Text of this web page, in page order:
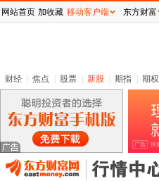
财经 焦点 股票 新股 期指 期权
网站首页 加收藏 移动客户端 东方财富